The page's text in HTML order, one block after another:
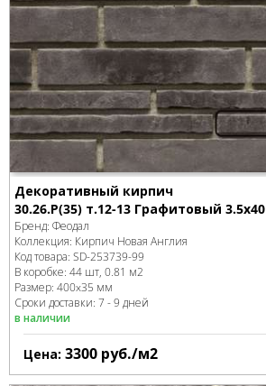
Декоративный кирпич
30.26.Р(35) т.12-13 Графитовый 3.5x40
Бренд: Феодал
Коллекция: Кирпич Новая Англия
Код товара: SD-253739-99
В коробке: 44 шт, 0.81 м2
Размер: 400x35 мм
Сроки доставки: 7 - 9 дней
в наличии
Цена: 3300 руб./м2